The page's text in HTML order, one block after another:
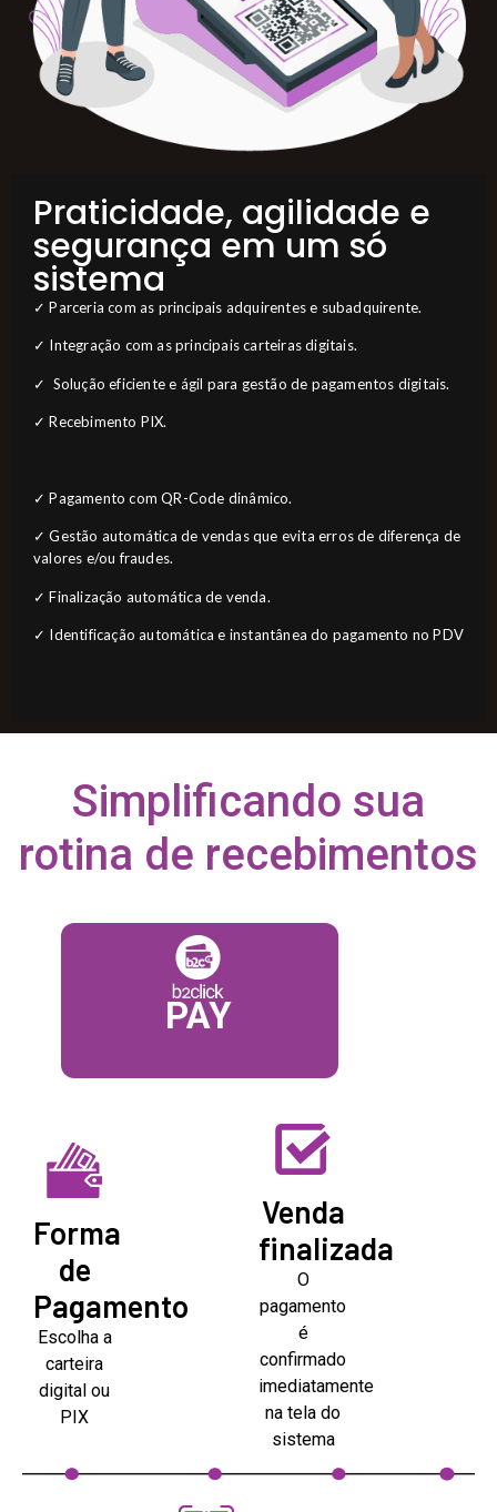
Praticidade, agilidade e
segurança em um só
sistema
✓ Parceria com as principais adquirentes e subadquirente.
✓ Integração com as principais carteiras digitais.
✓ Solução eficiente e ágil para gestão de pagamentos digitais.
✓ Recebimento PIX.
✓ Pagamento com QR-Code dinâmico.
✓ Gestão automática de vendas que evita erros de diferença de
valores e/ou fraudes.
✓ Finalização automática de venda.
✓ Identificação automática e instantânea do pagamento no PDV
Simplificando sua
rotina de recebimentos
PAY
Forma
de
Pagamento
Escolha a
carteira
digital ou
PIX
Venda
finalizada
O
pagamento
é
confirmado
imediatamente
na tela do
sistema